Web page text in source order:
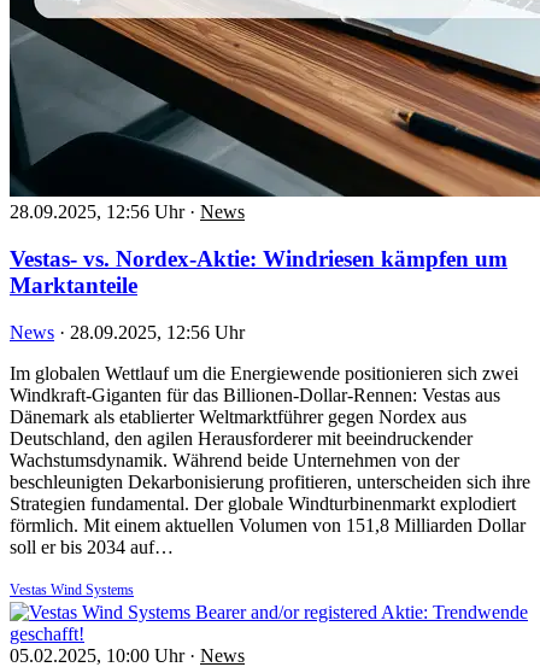
28.09.2025, 12:56 Uhr · News
Vestas- vs. Nordex-Aktie: Windriesen kämpfen um
Marktanteile
News · 28.09.2025, 12:56 Uhr
Im globalen Wettlauf um die Energiewende positionieren sich zwei
Windkraft-Giganten für das Billionen-Dollar-Rennen: Vestas aus
Dänemark als etablierter Weltmarktführer gegen Nordex aus
Deutschland, den agilen Herausforderer mit beeindruckender
Wachstumsdynamik. Während beide Unternehmen von der
beschleunigten Dekarbonisierung profitieren, unterscheiden sich ihre
Strategien fundamental. Der globale Windturbinenmarkt explodiert
förmlich. Mit einem aktuellen Volumen von 151,8 Milliarden Dollar
soll er bis 2034 auf…
Vestas Wind Systems
05.02.2025, 10:00 Uhr · News